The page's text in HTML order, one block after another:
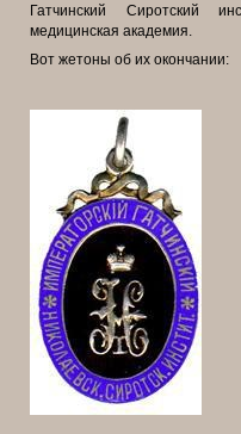
Гатчинский Сиротский
медицинская академия.
Вот жетоны об их окончании: